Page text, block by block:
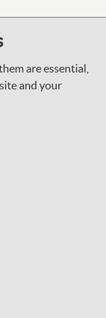
dem
are essential,
and your